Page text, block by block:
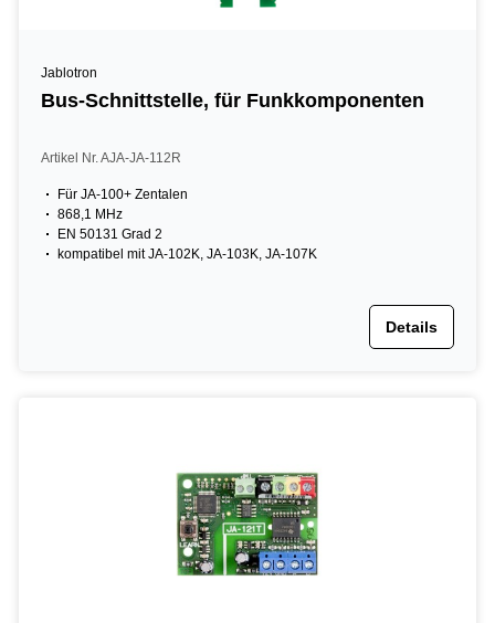
Jablotron
Bus-Schnittstelle, für Funkkomponenten
Artikel Nr. AJA-JA-112R
Für JA-100+ Zentalen
868,1 MHz
EN 50131 Grad 2
kompatibel mit JA-102K, JA-103K, JA-107K
Details